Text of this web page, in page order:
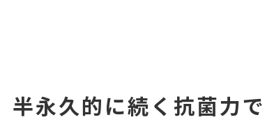
半永久的に続く抗菌力で